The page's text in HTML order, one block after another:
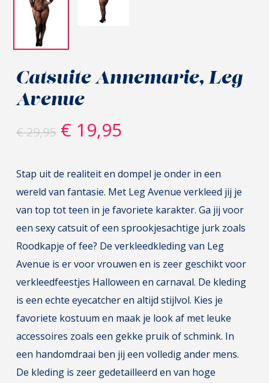
Catsuite Annemarie, Leg
Avenue
€29,95 Oorspronkelijke
was:
€ 29,95.
€ 19,95Huidige
is:
€ 19,95.
Stap uit de realiteit en dompel je onder in een
wereld van fantasie. Met Leg Avenue verkleed jij je
van top tot teen in je favoriete karakter. Ga jij voor
een sexy catsuit of een sprookjesachtige jurk zoals
Roodkapje of fee? De verkleedkleding van Leg
Avenue is er voor vrouwen en is zeer geschikt voor
verkleedfeestjes Halloween en carnaval. De kleding
is een echte eyecatcher en altijd stijlvol. Kies je
favoriete kostuum en maak je look af met leuke
accessoires zoals een gekke pruik of schmink. In
een handomdraai ben jij een volledig ander mens.
De kleding is zeer gedetailleerd en van hoge